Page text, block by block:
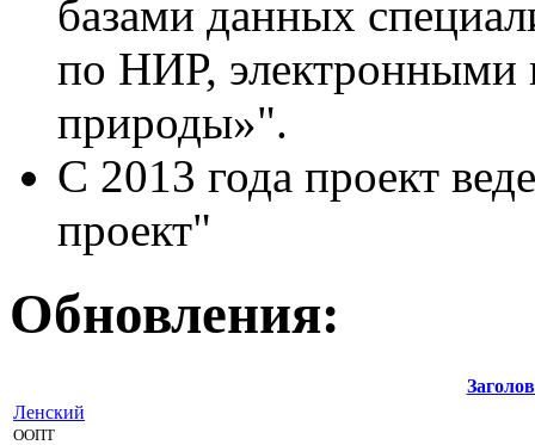
базами данных
по НИР, электронными
природы»".
С 2013 года проект
проект"
Обновления:
Ленский
ООПТ